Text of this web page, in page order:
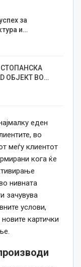
за
и…
ОБЈЕКТ ВО…
еден
во
меѓу клиентот
кога ќе
нивната
зачувува
услови,
картички